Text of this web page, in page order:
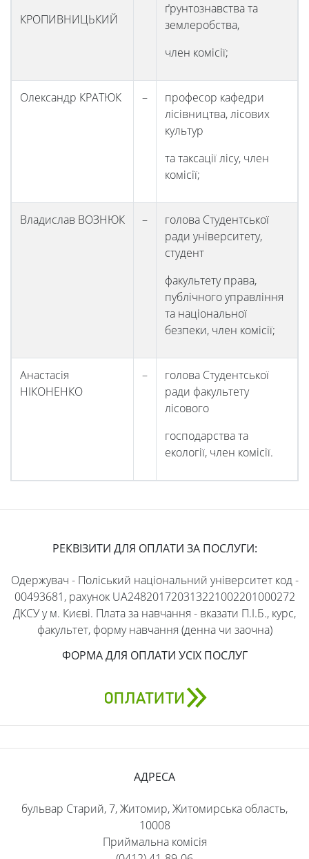
КРОПИВНИЦЬКИЙ
ґрунтознавства та
землеробства,
член комісії;
Олександр КРАТЮК –
професор кафедри
лісівництва, лісових
культур
та таксації лісу, член
комісії;
Владислав ВОЗНЮК –
голова Студентської
ради університету,
студент
факультету права,
публічного управління
та національної
безпеки, член комісії;
Анастасія
НІКОНЕНКО
–
голова Студентської
ради факультету
лісового
господарства та
екології, член комісії.
РЕКВІЗИТИ ДЛЯ ОПЛАТИ ЗА ПОСЛУГИ:
Одержувач - Поліський національний університет код -
00493681, рахунок UA248201720313221002201000272
ДКСУ у м. Києві. Плата за навчання - вказати П.І.Б., курс,
факультет, форму навчання (денна чи заочна)
ФОРМА ДЛЯ ОПЛАТИ УСІХ ПОСЛУГ
АДРЕСА
бульвар Старий, 7, Житомир, Житомирська область,
10008
Приймальна комісія